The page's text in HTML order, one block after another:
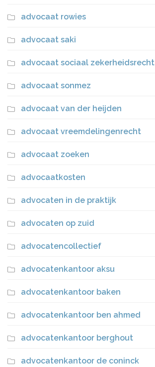
advocaat rowies
advocaat saki
advocaat sociaal zekerheidsrecht
advocaat sonmez
advocaat van der heijden
advocaat vreemdelingenrecht
advocaat zoeken
advocaatkosten
advocaten in de praktijk
advocaten op zuid
advocatencollectief
advocatenkantoor aksu
advocatenkantoor baken
advocatenkantoor ben ahmed
advocatenkantoor berghout
advocatenkantoor de coninck